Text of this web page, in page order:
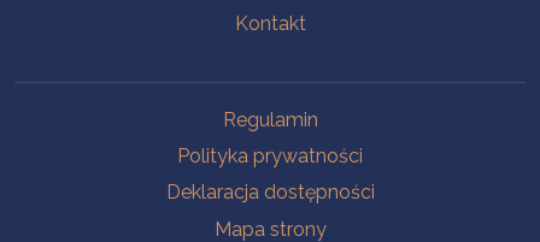
Kontakt
Regulamin
Polityka prywatności
Deklaracja dostępności
Mapa strony